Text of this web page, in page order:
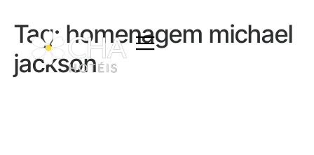
Tag:homenagem michael
jackson